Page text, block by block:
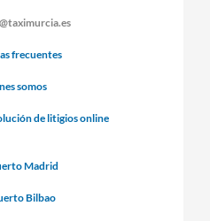
frecuentes
somos
de litigios online
Madrid
Bilbao